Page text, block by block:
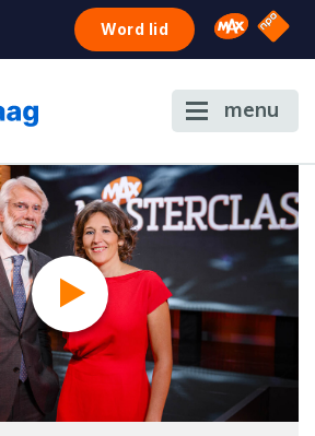
Word lid Omroep
NPO
menu